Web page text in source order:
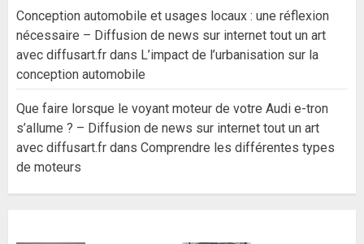
Conception automobile et usages locaux : une réflexion
nécessaire – Diffusion de news sur internet tout un art
avec diffusart.fr dans L’impact de l’urbanisation sur la
conception automobile
Que faire lorsque le voyant moteur de votre Audi e-tron
s’allume ? – Diffusion de news sur internet tout un art
avec diffusart.fr dans Comprendre les différentes types
de moteurs